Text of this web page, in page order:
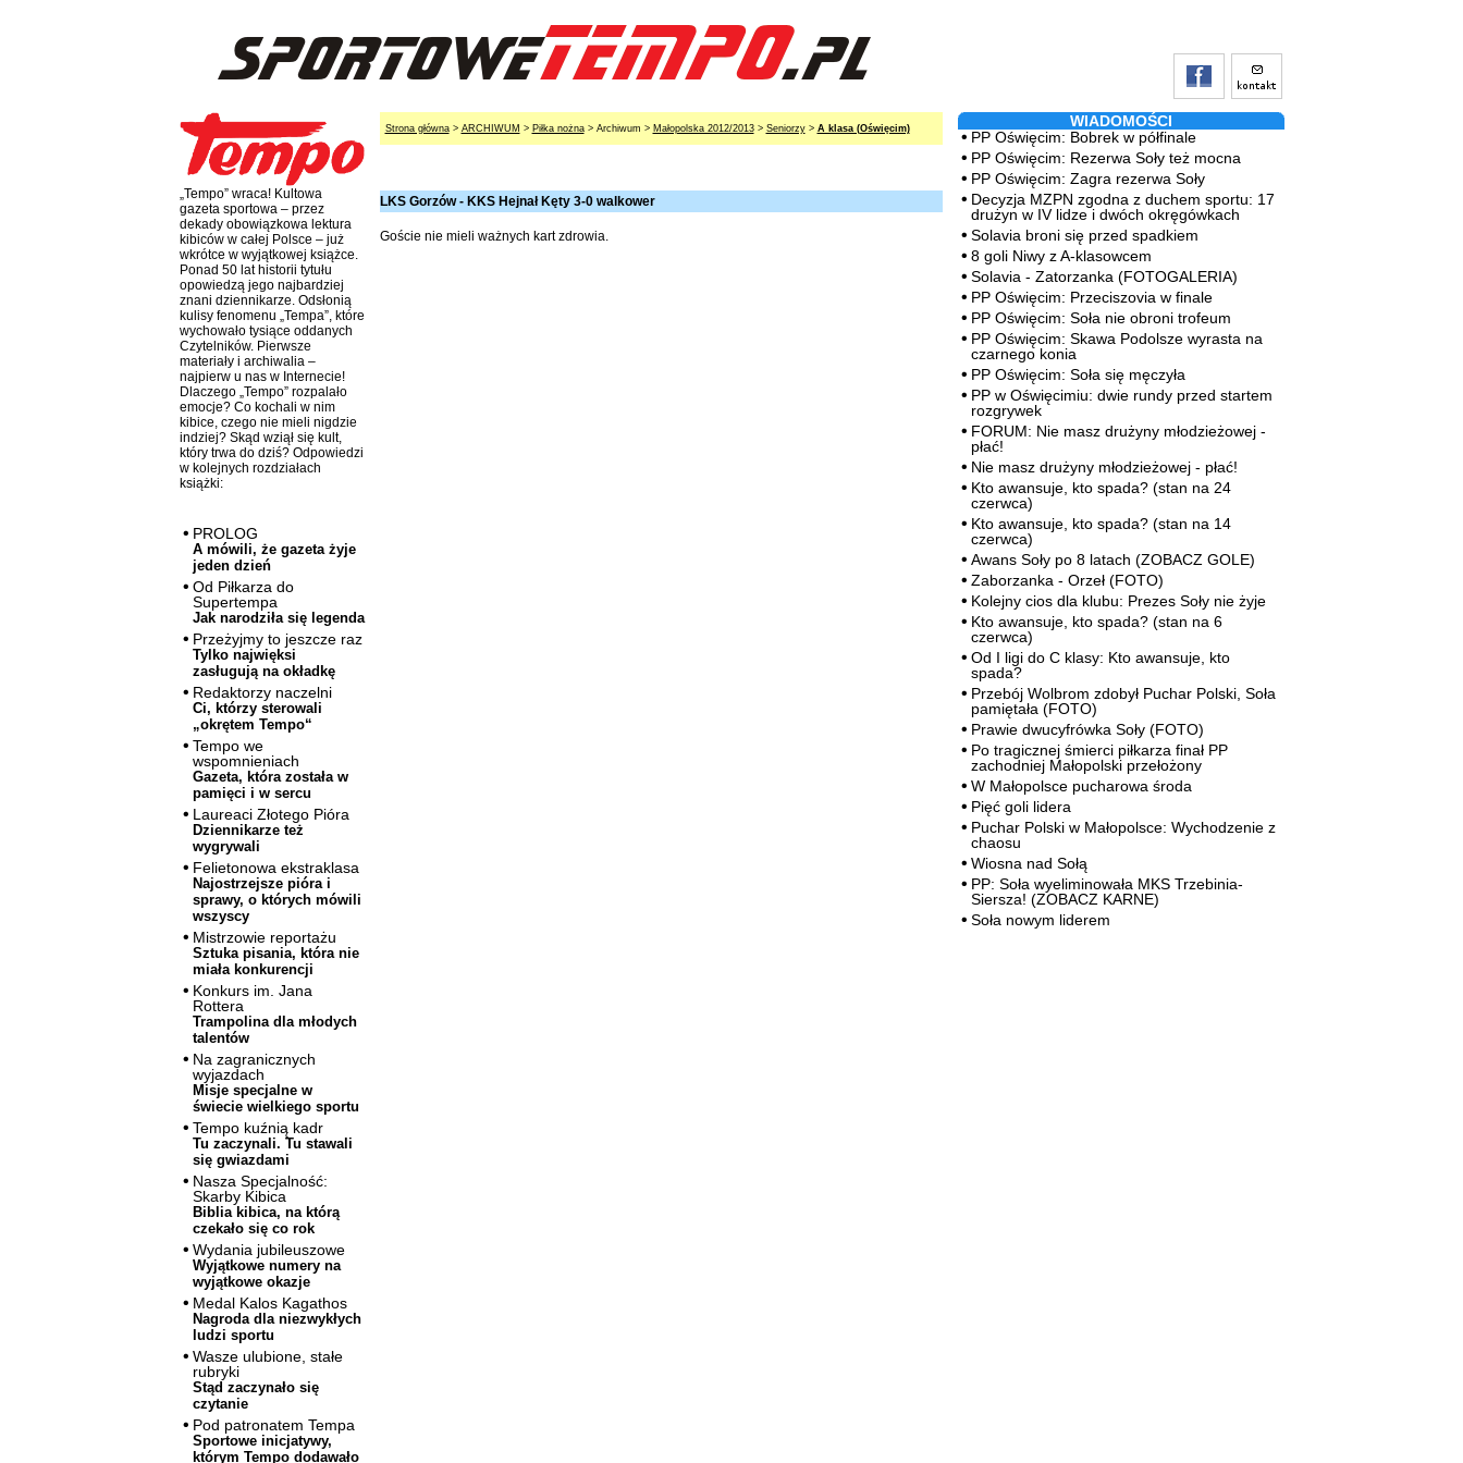
„Tempo” wraca! Kultowa
gazeta sportowa – przez
dekady obowiązkowa lektura
kibiców w całej Polsce – już
wkrótce w wyjątkowej książce.
Ponad 50 lat historii tytułu
opowiedzą jego najbardziej
znani dziennikarze. Odsłonią
kulisy fenomenu „Tempa”, które
wychowało tysiące oddanych
Czytelników. Pierwsze
materiały i archiwalia –
najpierw u nas w Internecie!
Dlaczego „Tempo” rozpalało
emocje? Co kochali w nim
kibice, czego nie mieli nigdzie
indziej? Skąd wziął się kult,
który trwa do dziś? Odpowiedzi
w kolejnych rozdziałach
książki:
PROLOG
A mówili, że gazeta żyje
jeden dzień
Od Piłkarza do
Supertempa
Jak narodziła się legenda
Przeżyjmy to jeszcze raz
Tylko najwięksi
zasługują na okładkę
Redaktorzy naczelni
Ci, którzy sterowali
„okrętem Tempo“
Tempo we
wspomnieniach
Gazeta, która została w
pamięci i w sercu
Laureaci Złotego Pióra
Dziennikarze też
wygrywali
Felietonowa ekstraklasa
Najostrzejsze pióra i
sprawy, o których mówili
wszyscy
Mistrzowie reportażu
Sztuka pisania, która nie
miała konkurencji
Konkurs im. Jana
Rottera
Trampolina dla młodych
talentów
Na zagranicznych
wyjazdach
Misje specjalne w
świecie wielkiego sportu
Tempo kuźnią kadr
Tu zaczynali. Tu stawali
się gwiazdami
Nasza Specjalność:
Skarby Kibica
Biblia kibica, na którą
czekało się co rok
Wydania jubileuszowe
Wyjątkowe numery na
wyjątkowe okazje
Medal Kalos Kagathos
Nagroda dla niezwykłych
ludzi sportu
Wasze ulubione, stałe
rubryki
Stąd zaczynało się
czytanie
Pod patronatem Tempa
Sportowe inicjatywy,
którym Tempo dodawało
Strona główna> ARCHIWUM > Piłka nożna> Archiwum > Małopolska 2012/2013> Seniorzy> A klasa (Oświęcim)
LKS Gorzów - KKS Hejnał Kęty 3-0 walkower
Goście nie mieli ważnych kart zdrowia.
WIADOMOŚCI
PP Oświęcim: Bobrek w półfinale
PP Oświęcim: Rezerwa Soły też mocna
PP Oświęcim: Zagra rezerwa Soły
Decyzja MZPN zgodna z duchem sportu: 17
drużyn w IV lidze i dwóch okręgówkach
Solavia broni się przed spadkiem
8 goli Niwy z A-klasowcem
Solavia - Zatorzanka (FOTOGALERIA)
PP Oświęcim: Przeciszovia w finale
PP Oświęcim: Soła nie obroni trofeum
PP Oświęcim: Skawa Podolsze wyrasta na
czarnego konia
PP Oświęcim: Soła się męczyła
PP w Oświęcimiu: dwie rundy przed startem
rozgrywek
FORUM: Nie masz drużyny młodzieżowej -
płać!
Nie masz drużyny młodzieżowej - płać!
Kto awansuje, kto spada? (stan na 24
czerwca)
Kto awansuje, kto spada? (stan na 14
czerwca)
Awans Soły po 8 latach (ZOBACZ GOLE)
Zaborzanka - Orzeł (FOTO)
Kolejny cios dla klubu: Prezes Soły nie żyje
Kto awansuje, kto spada? (stan na 6
czerwca)
Od I ligi do C klasy: Kto awansuje, kto
spada?
Przebój Wolbrom zdobył Puchar Polski, Soła
pamiętała (FOTO)
Prawie dwucyfrówka Soły (FOTO)
Po tragicznej śmierci piłkarza finał PP
zachodniej Małopolski przełożony
W Małopolsce pucharowa środa
Pięć goli lidera
Puchar Polski w Małopolsce: Wychodzenie z
chaosu
Wiosna nad Sołą
PP: Soła wyeliminowała MKS Trzebinia-
Siersza! (ZOBACZ KARNE)
Soła nowym liderem